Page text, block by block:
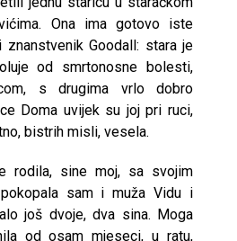
Ona ima gotovo iste
Goodall: stara je
od smrtonosne bolesti,
s drugima vrlo dobro
Doma uvijek su joj pri ruci,
bistrih misli, vesela.
rodila, sine moj, sa svojim
sam i muža Vidu i
još dvoje, dva sina. Moga
od osam mjeseci, u ratu,